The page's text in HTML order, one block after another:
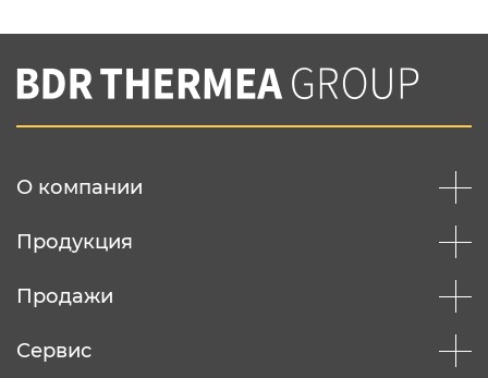
Вы соглашаетесь с нашей политикой
конфеденциальности
О компании
Продукция
Продажи
Сервис